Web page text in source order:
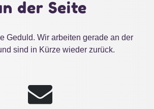
der Seite
Geduld. Wir arbeiten gerade an der
sind in Kürze wieder zurück.